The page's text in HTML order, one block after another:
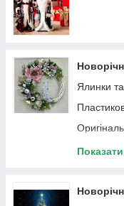
Ялинки
Символ